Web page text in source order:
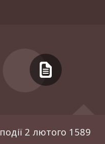
події 2 лютого 1589